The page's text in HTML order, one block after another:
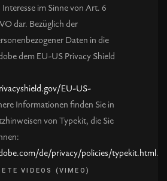
im Sinne von Art. 6
dar. Bezüglich der
Daten in die
dem EU-US Privacy Shield
EU-US-
Informationen finden Sie in
von Typekit, die Sie
de/privacy/policies/typekit.html.
VIDEOS (VIMEO)